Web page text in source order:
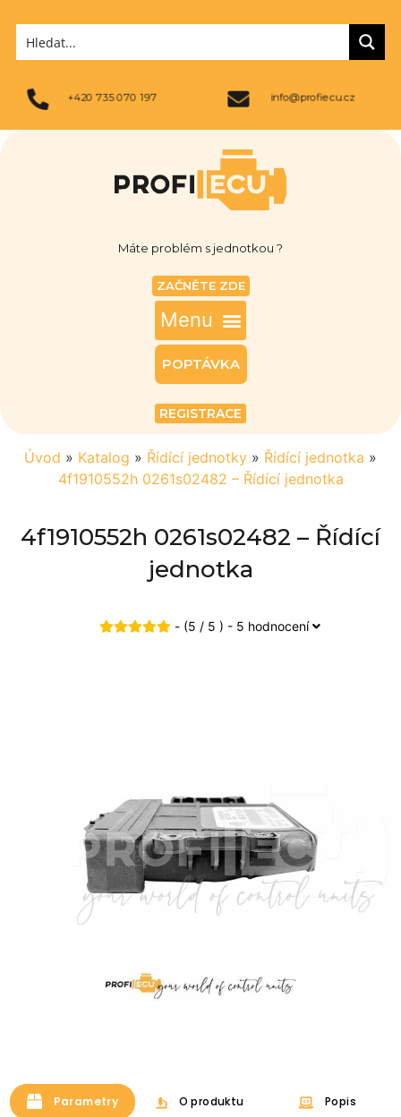
+420 735 070 197 info@profiecu.cz
Máte problém s jednotkou ?
ZAČNĚTE ZDE
POPTÁVKA
REGISTRACE
Úvod » Katalog » Řídící jednotky » Řídící jednotka »
4f1910552h 0261s02482 – Řídící jednotka
4f1910552h 0261s02482 – Řídící
jednotka
- (5 / 5 ) - 5 hodnocení
Parametry O produktu Popis